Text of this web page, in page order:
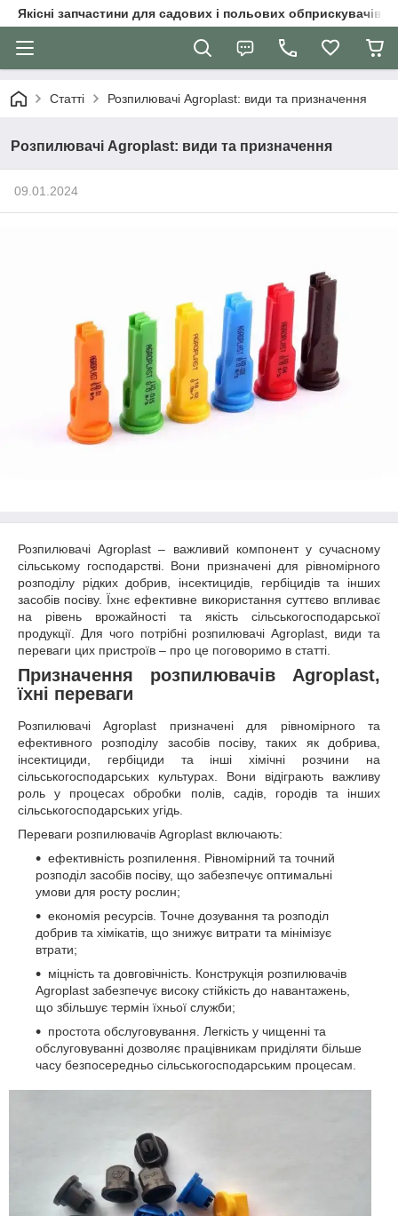
Якісні запчастини для садових і польових обприскувачів
Статті Розпилювачі Agroplast: види та призначення
Розпилювачі Agroplast: види та призначення
09.01.2024
Розпилювачі Agroplast – важливий компонент у сучасному
сільському господарстві. Вони призначені для рівномірного
розподілу рідких добрив, інсектицидів, гербіцидів та інших
засобів посіву. Їхнє ефективне використання суттєво впливає
на рівень врожайності та якість сільськогосподарської
продукції. Для чого потрібні розпилювачі Agroplast, види та
переваги цих пристроїв – про це поговоримо в статті.
Призначення розпилювачів Agroplast,
їхні переваги
Розпилювачі Agroplast призначені для рівномірного та
ефективного розподілу засобів посіву, таких як добрива,
інсектициди, гербіциди та інші хімічні розчини на
сільськогосподарських культурах. Вони відіграють важливу
роль у процесах обробки полів, садів, городів та інших
сільськогосподарських угідь.
Переваги розпилювачів Agroplast включають:
ефективність розпилення. Рівномірний та точний
розподіл засобів посіву, що забезпечує оптимальні
умови для росту рослин;
економія ресурсів. Точне дозування та розподіл
добрив та хімікатів, що знижує витрати та мінімізує
втрати;
міцність та довговічність. Конструкція розпилювачів
Agroplast забезпечує високу стійкість до навантажень,
що збільшує термін їхньої служби;
простота обслуговування. Легкість у чищенні та
обслуговуванні дозволяє працівникам приділяти більше
часу безпосередньо сільськогосподарським процесам.